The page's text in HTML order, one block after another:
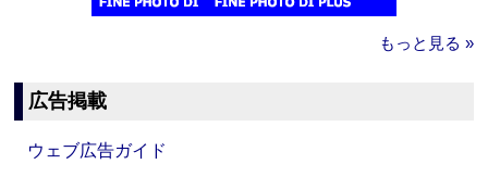
もっと見る »
広告掲載
ウェブ広告ガイド